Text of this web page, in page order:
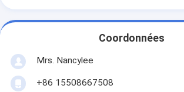
Coordonnées
Mrs. Nancylee
+86 15508667508